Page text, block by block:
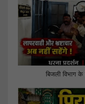
बिजली विभाग